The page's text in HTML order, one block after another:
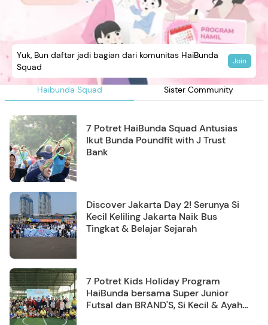
Haibunda Squad Sister Community
Yuk, Bun daftar jadi bagian dari komunitas HaiBunda
Squad
Join
7 Potret HaiBunda Squad Antusias
Ikut Bunda Poundfit with J Trust
Bank
Discover Jakarta Day 2! Serunya Si
Kecil Keliling Jakarta Naik Bus
Tingkat & Belajar Sejarah
7 Potret Kids Holiday Program
HaiBunda bersama Super Junior
Futsal dan BRAND'S, Si Kecil & Ayah